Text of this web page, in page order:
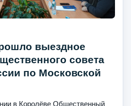
выездное
совета
по Московской
в Королёве Общественный